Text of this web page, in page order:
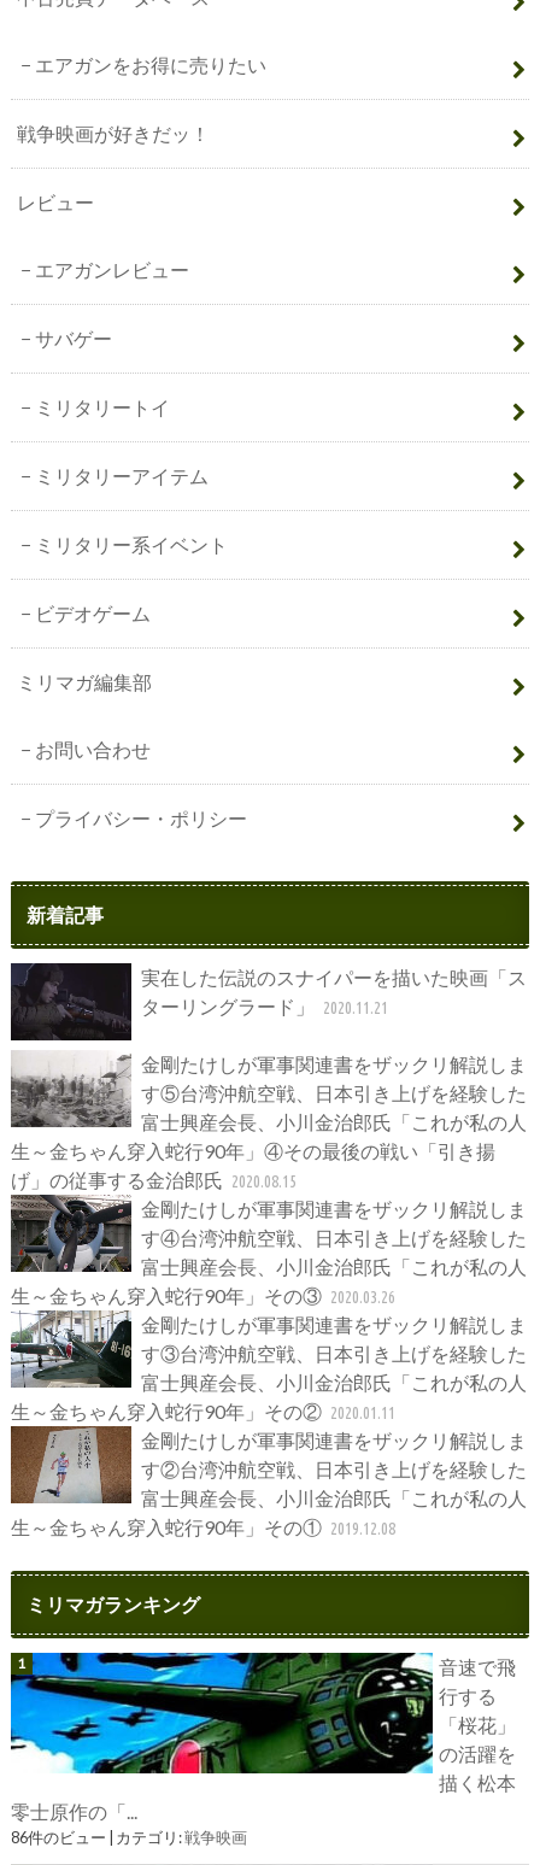
エアガンをお得に売りたい
戦争映画が好きだッ！
レビュー
エアガンレビュー
サバゲー
ミリタリートイ
ミリタリーアイテム
ミリタリー系イベント
ビデオゲーム
ミリマガ編集部
お問い合わせ
プライバシー・ポリシー
新着記事
実在した伝説のスナイパーを描いた映画「ス
ターリングラード」
2020.11.21
金剛たけしが軍事関連書をザックリ解説しま
す⑤台湾沖航空戦、日本引き上げを経験した
富士興産会長、小川金治郎氏「これが私の人
生～金ちゃん穿入蛇行90年」④その最後の戦い「引き揚
げ」の従事する金治郎氏 2020.08.15
金剛たけしが軍事関連書をザックリ解説しま
す④台湾沖航空戦、日本引き上げを経験した
富士興産会長、小川金治郎氏「これが私の人
生～金ちゃん穿入蛇行90年」その③ 2020.03.26
金剛たけしが軍事関連書をザックリ解説しま
す③台湾沖航空戦、日本引き上げを経験した
富士興産会長、小川金治郎氏「これが私の人
生～金ちゃん穿入蛇行90年」その② 2020.01.11
金剛たけしが軍事関連書をザックリ解説しま
す②台湾沖航空戦、日本引き上げを経験した
富士興産会長、小川金治郎氏「これが私の人
生～金ちゃん穿入蛇行90年」その① 2019.12.08
ミリマガランキング
音速で飛
行する
「桜花」
の活躍を
描く松本
零士原作の「...
86件のビュー カテゴリ:戦争映画